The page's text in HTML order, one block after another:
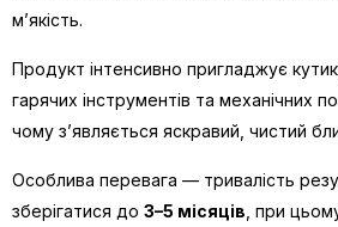
м’якість.
Продукт інтенсивно пригладжує
гарячих інструментів та механічних
чому з’являється яскравий, чистий
Особлива перевага — тривалість
зберігатися до 3–5 місяців, при